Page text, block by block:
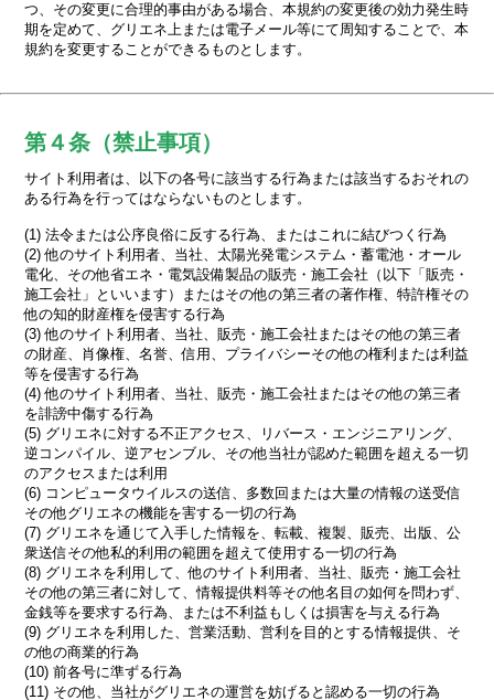
つ、その変更に合理的事由がある場合、本規約の変更後の効力発生時
期を定めて、グリエネ上または電子メール等にて周知することで、本
規約を変更することができるものとします。
第４条（禁止事項）
サイト利用者は、以下の各号に該当する行為または該当するおそれの
ある行為を行ってはならないものとします。
(1) 法令または公序良俗に反する行為、またはこれに結びつく行為
(2) 他のサイト利用者、当社、太陽光発電システム・蓄電池・オール
電化、その他省エネ・電気設備製品の販売・施工会社（以下「販売・
施工会社」といいます）またはその他の第三者の著作権、特許権その
他の知的財産権を侵害する行為
(3) 他のサイト利用者、当社、販売・施工会社またはその他の第三者
の財産、肖像権、名誉、信用、プライバシーその他の権利または利益
等を侵害する行為
(4) 他のサイト利用者、当社、販売・施工会社またはその他の第三者
を誹謗中傷する行為
(5) グリエネに対する不正アクセス、リバース・エンジニアリング、
逆コンパイル、逆アセンブル、その他当社が認めた範囲を超える一切
のアクセスまたは利用
(6) コンピュータウイルスの送信、多数回または大量の情報の送受信
その他グリエネの機能を害する一切の行為
(7) グリエネを通じて入手した情報を、転載、複製、販売、出版、公
衆送信その他私的利用の範囲を超えて使用する一切の行為
(8) グリエネを利用して、他のサイト利用者、当社、販売・施工会社
その他の第三者に対して、情報提供料等その他名目の如何を問わず、
金銭等を要求する行為、または不利益もしくは損害を与える行為
(9) グリエネを利用した、営業活動、営利を目的とする情報提供、そ
の他の商業的行為
(10) 前各号に準ずる行為
(11) その他、当社がグリエネの運営を妨げると認める一切の行為